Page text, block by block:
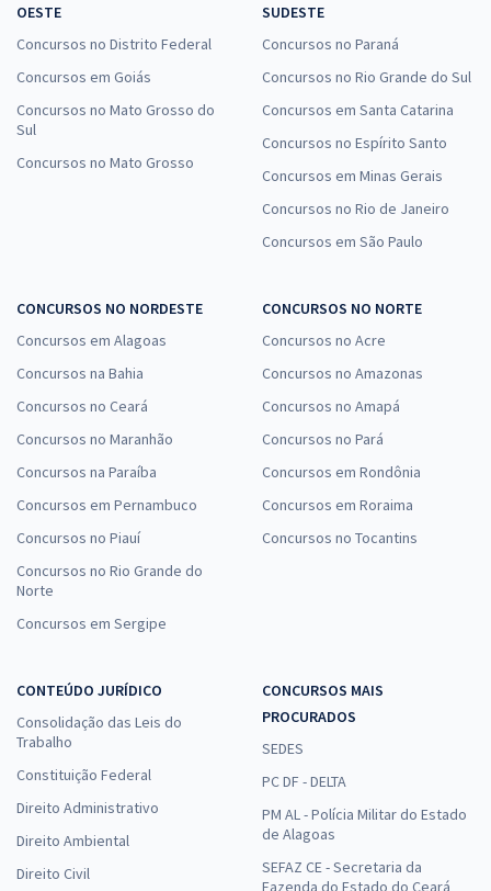
OESTE
Concursos no Distrito Federal
Concursos em Goiás
Concursos no Mato Grosso do
Sul
Concursos no Mato Grosso
SUDESTE
Concursos no Paraná
Concursos no Rio Grande do Sul
Concursos em Santa Catarina
Concursos no Espírito Santo
Concursos em Minas Gerais
Concursos no Rio de Janeiro
Concursos em São Paulo
CONCURSOS NO NORDESTE
Concursos em Alagoas
Concursos na Bahia
Concursos no Ceará
Concursos no Maranhão
Concursos na Paraíba
Concursos em Pernambuco
Concursos no Piauí
Concursos no Rio Grande do
Norte
Concursos em Sergipe
CONCURSOS NO NORTE
Concursos no Acre
Concursos no Amazonas
Concursos no Amapá
Concursos no Pará
Concursos em Rondônia
Concursos em Roraima
Concursos no Tocantins
CONTEÚDO JURÍDICO
Consolidação das Leis do
Trabalho
Constituição Federal
Direito Administrativo
Direito Ambiental
Direito Civil
CONCURSOS MAIS
PROCURADOS
SEDES
PC DF - DELTA
PM AL - Polícia Militar do Estado
de Alagoas
SEFAZ CE - Secretaria da
Fazenda do Estado do Ceará